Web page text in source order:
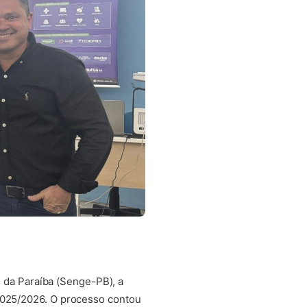
Paraíba (Senge-PB), a
2026. O processo contou